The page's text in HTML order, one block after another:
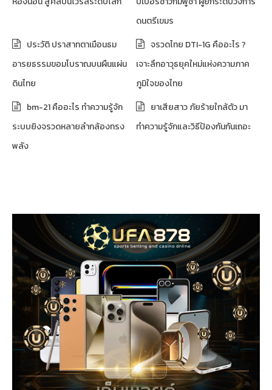
ดนตรีเขมร
ประวัติ ปราสาทตาเมือนธม
อารยธรรมขอมโบราณบนผืนแผ่น
ดินไทย
จรวดไทย DTI-1G คืออะไร ?
เจาะลึกอาวุธยุคใหม่แห่งความภาค
ภูมิใจของไทย
bm-21 คืออะไร ทำความรู้จัก
ระบบยิงจรวดหลายลำกล้องทรง
พลัง
ยาเสียสาว ภัยร้ายใกล้ตัว มา
ทำความรู้จักและวิธีป้องกันกันเถอะ